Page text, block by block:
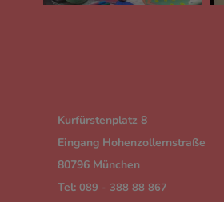
Kurfürstenplatz 8
Eingang Hohenzollernstraße
80796 München
Tel: 089 - 388 88 867